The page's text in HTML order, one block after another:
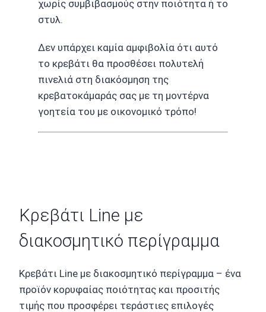
χωρίς συμβιβασμούς στην ποιότητα ή το
στυλ.
Δεν υπάρχει καμία αμφιβολία ότι αυτό
το κρεβάτι θα προσθέσει πολυτελή
πινελιά στη διακόσμηση της
κρεβατοκάμαράς σας με τη μοντέρνα
γοητεία του με οικονομικό τρόπο!
Κρεβάτι Line με
διακοσμητικό περίγραμμα
Κρεβάτι Line με διακοσμητικό περίγραμμα – ένα
προϊόν κορυφαίας ποιότητας και προσιτής
τιμής που προσφέρει τεράστιες επιλογές